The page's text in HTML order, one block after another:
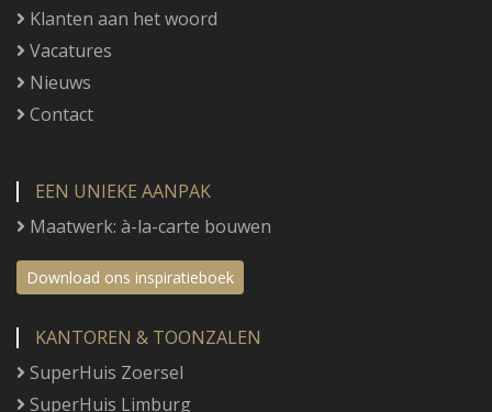
Klanten aan het woord
Vacatures
Nieuws
Contact
EEN UNIEKE AANPAK
Maatwerk: à-la-carte bouwen
Download ons inspiratieboek
KANTOREN & TOONZALEN
SuperHuis Zoersel
SuperHuis Limburg